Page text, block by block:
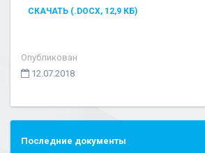
СКАЧАТЬ (.DOCX, 12,9 КБ)
Опубликован
12.07.2018
Последние документы